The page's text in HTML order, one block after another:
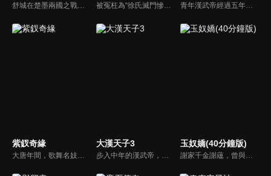
舒城在楚墨兩國之戰中落敗，並成為了墨國五皇女莫茴的魂器。失去自我意識的舒城跟隨姐姐莫茹回到墨國，面對失而復得的妹妹，莫茹欣喜又憂慮。為了保護親人和國家她棄醫從戎，甚至為了保護莫茴不惜被砍掉一條手臂，然而這一切都阻擋不了局勢的動盪不安... 被冤枉為“徐氏滅門慘案”兇手的主人公在多年後深陷倖存者的複仇圈套，成功說服其共同對抗真兇，並找出真相的故事。整個故事發生在一個荒山客棧，眾人鬥智斗勇，一步步揭開每個人的秘密，還原案件本來面目。 青年漢武帝經過五年執政，平息後宮勢力、抗拒外患入侵、粉碎政變陰謀，坐穩了皇帝寶座，正是開展雄才大略之時。能臣汲黯受到賞識，並引薦另一位奇才主父偃，漢武帝視其張固再世，委以重任。國力強盛使漢武帝屢屢北伐外族，只是規模巨大的戰爭使漢室逐漸捉襟見肘，諸侯勢力蠢蠢欲動。
紫釵奇緣
大唐年間，歌舞名妓霍小玉、風流俠客納蘭東、書香才子李益和巾幗紅顏盧靖瀾為首的風騷人物，彼此錯綜複雜的命運與感情糾葛。一場指腹為婚的誤會，造成浪漫卻無果的錯點鴛鴦，他們在階級差異與強權壓迫中勇於追求真愛，在宮廷權謀與世俗現實的拉扯中身不由己地被推向命運的叉路...
大漢天子3
步入中年的漢武帝，稱帝二十餘年，驅伊稚部落於漠北，削諸藩而一統，富國強兵，大漢王朝進入了輝煌鼎盛時期。 永不滿足的漢武帝，聯合西域，穩定北疆；又將目光轉向南越，意在建成最強大的大漢王朝。自己也要繼三皇五帝之後，成為有史以來不朽的「六帝」， 同時，他對長生不老的追求也越來越急迫。
玉奴嬌(40分鐘版)
謝家千金謝蘊，曾與殷稷相識相愛，卻被誤會為背叛殷稷轉嫁齊王的始亂終棄之人。殷稷登上王位後，開啟了謝蘊地獄般的宮廷生活。謝蘊在與殷稷的愛恨糾葛中依然守住本心，兩人攜手粉碎了逆賊的陰謀。